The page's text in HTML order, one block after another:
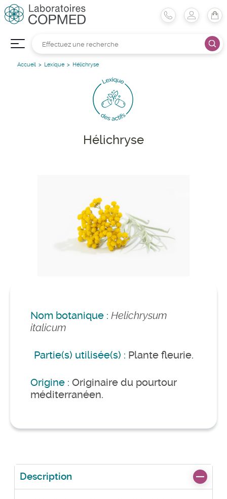
Accueil Lexique Hélichryse
Hélichryse
Nom botanique : Helichrysum
italicum
Partie(s) utilisée(s) : Plante fleurie.
Origine : Originaire du pourtour
méditerranéen.
Description